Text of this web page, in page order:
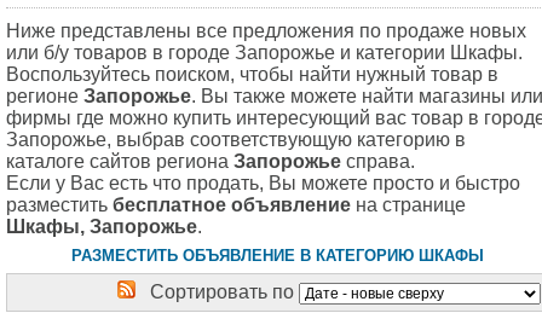
Ниже представлены все предложения по продаже новых
или б/у товаров в городе Запорожье и категории Шкафы.
Воспользуйтесь поиском, чтобы найти нужный товар в
регионе Запорожье. Вы также можете найти магазины или
фирмы где можно купить интересующий вас товар в
Запорожье, выбрав соответствующую категорию в
каталоге сайтов региона Запорожье справа.
Если у Вас есть что продать, Вы можете просто и быстро
разместить бесплатное объявление на странице
Шкафы, Запорожье.
РАЗМЕСТИТЬ ОБЪЯВЛЕНИЕ В КАТЕГОРИЮ ШКАФЫ
Сортировать по